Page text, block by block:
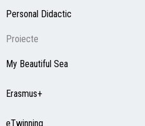
Personal Didactic
Proiecte
My Beautiful Sea
Erasmus+
eTwinning